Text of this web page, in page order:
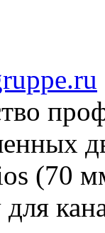
(70